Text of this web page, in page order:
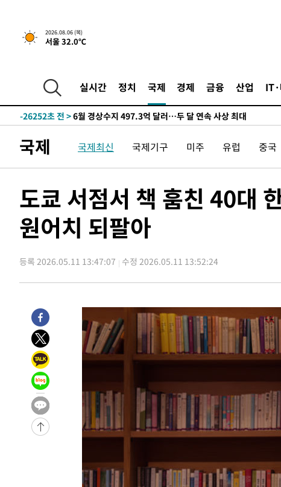
2026.08.06 (목)
서울 32.0℃
실시간 정치 국제 경제 금융 산업
22분 전 >[속보] "이란-오만, 호르무즈 해협 통행 항로 합의" 이란 외무부 대
-29805초 전 >
[속보]코스피, 119.51포인트(1.81%) 내린 6478.75 개장
-26252초 전 >6월 경상수지 497.3억 달러…두 달 연속 사상 최대
-26203초 전 >서울 낮 39도 '폭염중대경보'…40도 관측 가능성도
-23565초 전 >
-15738초 전 > [속보] 호르무즈 해협 이란-오만 협상 기대속 뉴욕증시 혼조
우 0.49%↑
-14093초 전 >[속보] 이란 대통령 "지금 최고지도자와 소통하기가 매우 어
22분 전 >[속보] "이란-오만, 호르무즈 해협 통행 항로 합의" 이란 외무부
-31255초 전 >서울 열대야 15일째 지속…비공식 '초열대야' 30도 넘어
-29822초 전 >[속보]코스닥, 2.15포인트(0.27%) 내린 797.44 출발
-29805초 전 >
[속보]코스피, 119.51포인트(1.81%) 내린 6478.75 개장
-26252초 전 >
6월 경상수지 497.3억 달러…두 달 연속 사상 최대
-15738초 전 >
[속보] 호르무즈 해협 이란-오만 협상 기대속 뉴욕증시 혼조
우 0.49%↑
-14093초 전 >
[속보] 이란 대통령 "지금 최고지도자와 소통하기가 매우 어
취임 3년 인터뷰
22분 전 > [속보] "이란-오만, 호르무즈 해협 통행 항로 합의" 이란 외무부 대
국제 국제최신 국제기구 미주 유럽 중국
도쿄 서점서 책 훔친 40대
원어치 되팔아
등록 2026.05.11 13:47:07 수정 2026.05.11 13:52:24